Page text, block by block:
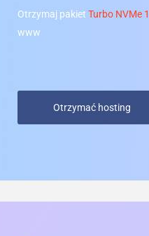
Otrzymaj pakiet Turbo NVMe 1
www
Otrzymać hosting